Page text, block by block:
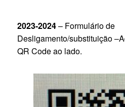
2023-2024– Formulário de
Desligamento/substituição
QR Code ao lado.